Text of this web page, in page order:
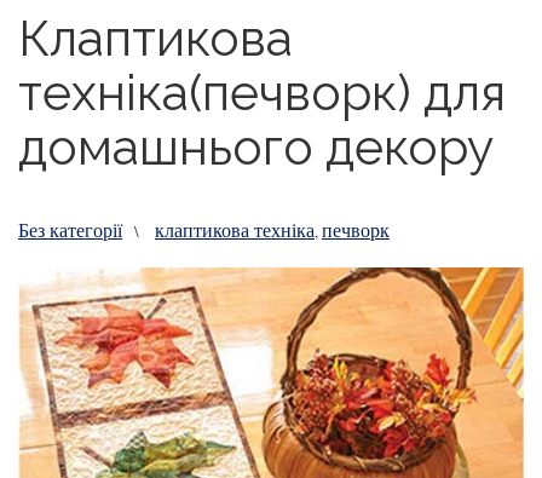
Клаптикова
техніка(печворк) для
домашнього декору
Без категорії \ клаптикова техніка,печворк